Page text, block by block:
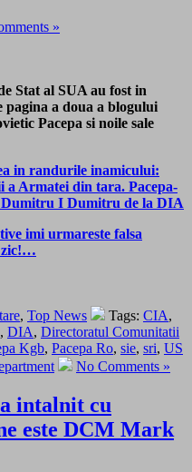
»
Stat al SUA au fost in
a doua a blogului
Pacepa si noile sale
in randurile inamicului:
a Armatei din tara. Pacepa-
Dumitru I Dumitru de la DIA
imi urmareste falsa
zic!…
, Top News Tags: CIA,
, DIA, Directoratul Comunitatii
Kgb, Pacepa Ro, sie, sri, US
No Comments »
intalnit cu
este DCM Mark